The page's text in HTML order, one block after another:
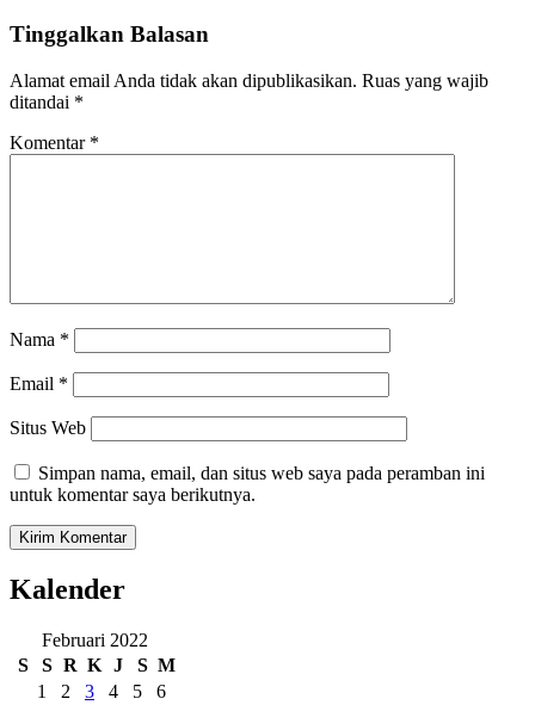
Tinggalkan Balasan
Alamat email Anda tidak akan dipublikasikan. Ruas yang wajib
ditandai *
Komentar *
Nama *
Email *
Situs Web
Simpan nama, email, dan situs web saya pada peramban ini
untuk komentar saya berikutnya.
Kalender
Februari 2022
S
S R K J S M
1
2 3 4 5
6